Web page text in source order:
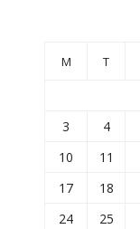
M T
3
4
10
11
17
18
24
25